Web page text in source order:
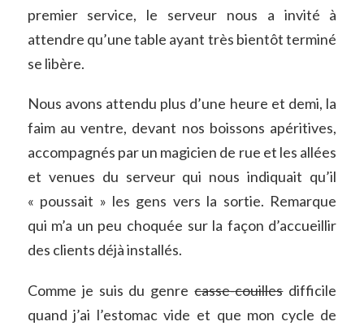
premier service, le serveur nous a invité à
attendre qu’une table ayant très bientôt terminé
se libère.
Nous avons attendu plus d’une heure et demi, la
faim au ventre, devant nos boissons apéritives,
accompagnés par un magicien de rue et les allées
et venues du serveur qui nous indiquait qu’il
« poussait » les gens vers la sortie. Remarque
qui m’a un peu choquée sur la façon d’accueillir
des clients déjà installés.
Comme je suis du genrecasse-couillesdifficile
quand j’ai l’estomac vide et que mon cycle de